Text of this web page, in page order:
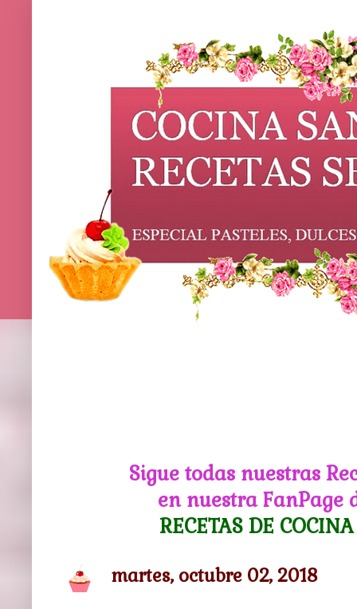
Sigue todas nuestras
en nuestra FanPage
RECETAS DE
martes, octubre 02, 2018